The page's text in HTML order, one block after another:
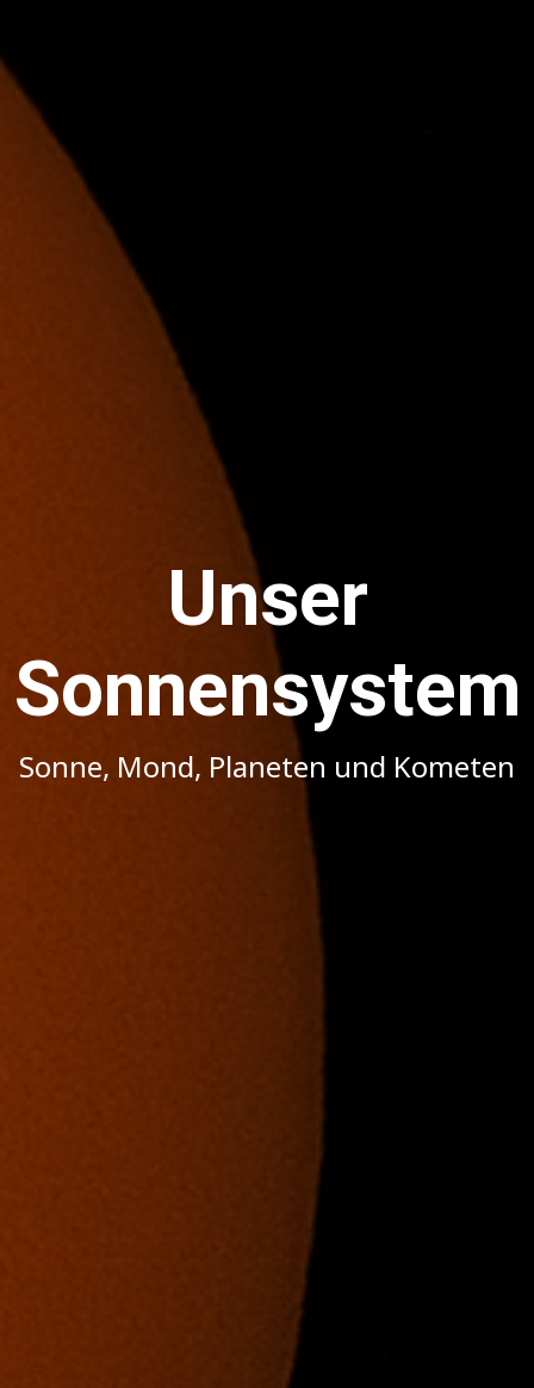
Unser
Sonnensystem
Sonne, Mond, Planeten und Kometen